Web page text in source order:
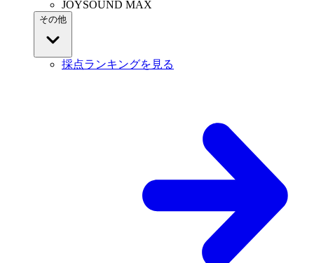
JOYSOUND MAX
その他
採点ランキングを見る